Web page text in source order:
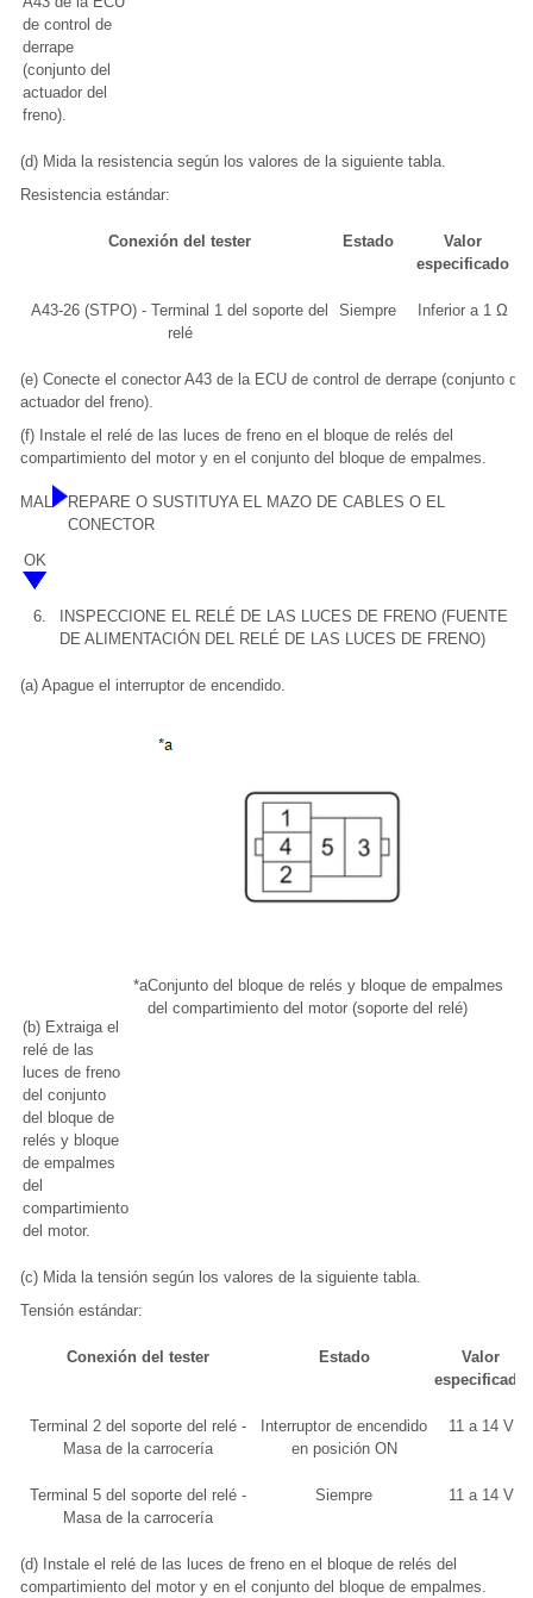
de control de
derrape
(conjunto del
actuador del
freno).
(d) Mida la resistencia según los valores de la siguiente tabla.
Resistencia estándar:
Conexión del tester Estado
Valor
especificado
A43-26 (STPO) - Terminal 1 del soporte del
relé
Siempre Inferior a 1 Ω
(e) Conecte el conector A43 de la ECU de control de derrape (conjunto del
actuador del freno).
(f) Instale el relé de las luces de freno en el bloque de relés del
compartimiento del motor y en el conjunto del bloque de empalmes.
MAL
REPARE O SUSTITUYA EL MAZO DE CABLES O EL
CONECTOR
OK
6.
INSPECCIONE EL RELÉ DE LAS LUCES DE FRENO (FUENTE
DE ALIMENTACIÓN DEL RELÉ DE LAS LUCES DE FRENO)
(a) Apague el interruptor de encendido.
(b) Extraiga el
relé de las
luces de freno
del conjunto
del bloque de
relés y bloque
de empalmes
del
compartimiento
del motor.
*aConjunto del bloque de relés y bloque de empalmes
del compartimiento del motor (soporte del relé)
(c) Mida la tensión según los valores de la siguiente tabla.
Tensión estándar:
Conexión del tester Estado
Valor
especificado
Terminal 2 del soporte del relé -
Masa de la carrocería
Interruptor de encendido
en posición ON
11 a 14 V
Terminal 5 del soporte del relé -
Masa de la carrocería
Siempre 11 a 14 V
(d) Instale el relé de las luces de freno en el bloque de relés del
compartimiento del motor y en el conjunto del bloque de empalmes.